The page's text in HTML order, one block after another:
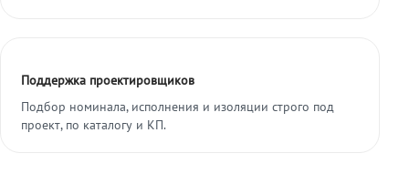
Поддержка проектировщиков
Подбор номинала, исполнения и изоляции строго под
проект, по каталогу и КП.